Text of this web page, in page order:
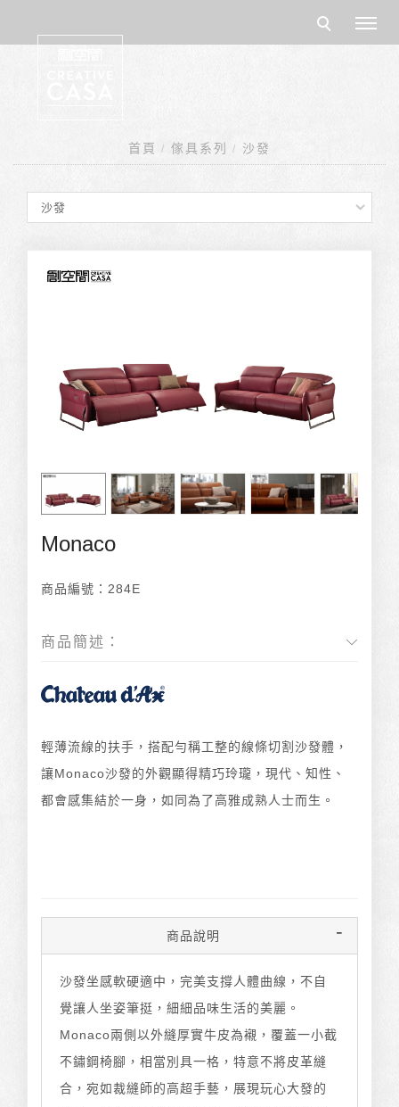
首頁 傢具系列 沙發
Monaco
商品編號： 284E
商品簡述：
輕薄流線的扶手，搭配勻稱工整的線條切割沙發體，
讓Monaco沙發的外觀顯得精巧玲瓏，現代、知性、
都會感集結於一身，如同為了高雅成熟人士而生。
商品說明
沙發坐感軟硬適中，完美支撐人體曲線，不自
覺讓人坐姿筆挺，細細品味生活的美麗。
Monaco兩側以外縫厚實牛皮為襯，覆蓋一小截
不鏽鋼椅腳，相當別具一格，特意不將皮革縫
合，宛如裁縫師的高超手藝，展現玩心大發的